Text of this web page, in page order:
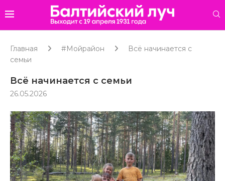
Главная #Мойрайон
Всё начинается с
семьи
Всё начинается с семьи
26.05.2026